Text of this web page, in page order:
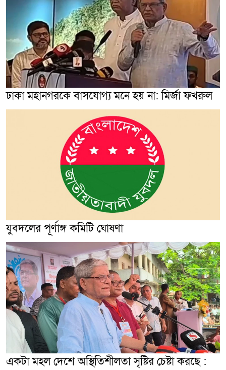
ঢাকা মহানগরকে বাসযোগ্য মনে হয় না: মির্জা ফখরুল
যুবদলের পূর্ণাঙ্গ কমিটি ঘোষণা
একটা মহল দেশে অস্থিতিশীলতা সৃষ্টির চেষ্টা করছে :